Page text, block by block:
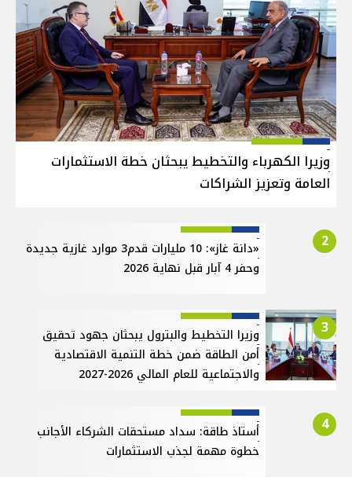
وزيرا الكهرباء والتخطيط يبحثان خطة الاستثمارات
العامة وتعزيز الشراكات
2
«دانة غاز»: 10 مليارات قدم3 موارد غازية جديدة
وحفر 4 آبار قبل نهاية 2026
3
وزيرا التخطيط والبترول يبحثان جهود تحقيق
أمن الطاقة ضمن خطة التنمية الاقتصادية
والاجتماعية للعام المالي 2026-2027
4
أستاذ طاقة: سداد مستحقات الشركاء الأجانب
خطوة مهمة لجذب الاستثمارات